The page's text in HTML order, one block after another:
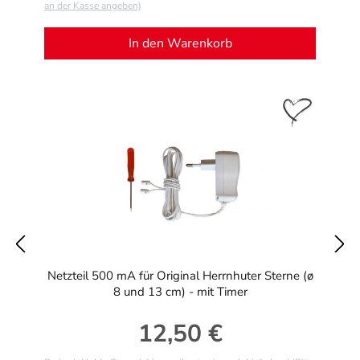
an der Kasse angeben)
In den Warenkorb
Netzteil 500 mA für Original Herrnhuter Sterne (ø
8 und 13 cm) - mit Timer
Regulärer Preis:
12,50 €